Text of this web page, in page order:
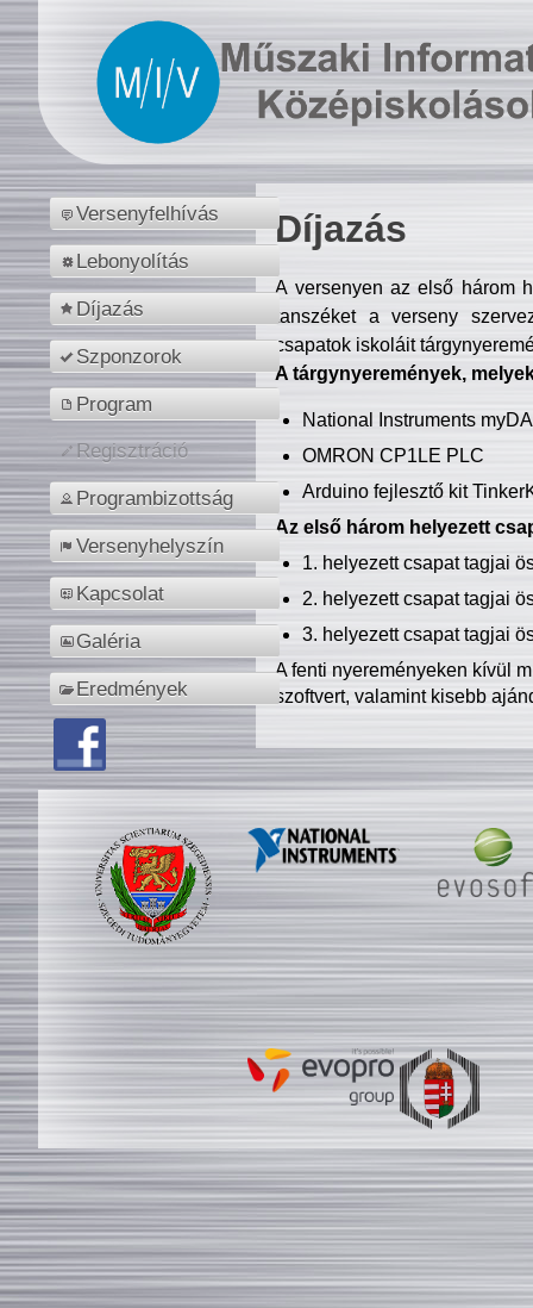
Versenyfelhívás
Lebonyolítás
Díjazás
Szponzorok
Program
Regisztráció
Programbizottság
Versenyhelyszín
Kapcsolat
Galéria
Eredmények
Díjazás
A versenyen az első három
tanszéket a verseny
csapatok iskoláit
A tárgynyeremények,
National Instruments
OMRON CP1LE PLC
Arduino fejlesztő kit
Az első három helyezett
1. helyezett csapat tagjai
2. helyezett csapat tagjai
3. helyezett csapat tagjai
A fenti nyereményeken kívül
szoftvert, valamint kisebb